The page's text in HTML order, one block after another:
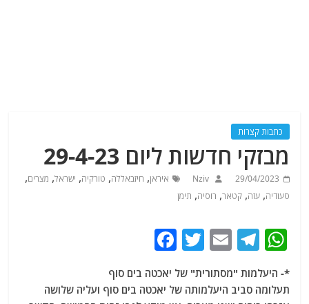
כתבות קצרות
מבזקי חדשות ליום 29-4-23
29/04/2023
Nziv איראן, חיזבאללה, טורקיה, ישראל, מצרים,
סעודיה,עזה,קטאר, רוסיה, תימן
W
h
at
T
e
E
ai
T
w
itt
c
*- היעלמות "מסתורית" של יאכטה בים סוף
תעלומה סביב היעלמותה של יאכטה בים סוף ועליה שלושה